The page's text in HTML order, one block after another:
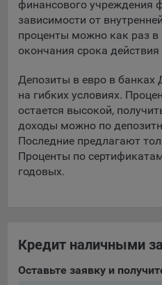
5.4. Создание и
рекламы пользователю.
применяемые при
для оставления отзыва либо
cookie используются в целях
работы сайтов и
функционала пользователем,
системах. Вместе с тем,
браузер, чтобы он
уведомлял пользователя об
используются для
предпочтений пользователя, в
финансового учреждения
зависимости от
проценты можно как раз в
окончания срока действия
Депозиты в евро в банках
на гибких условиях.
остается высокой,
доходы можно по
Последние предлагают
Проценты по
годовых.
Кредит наличными
Оставьте заявку и